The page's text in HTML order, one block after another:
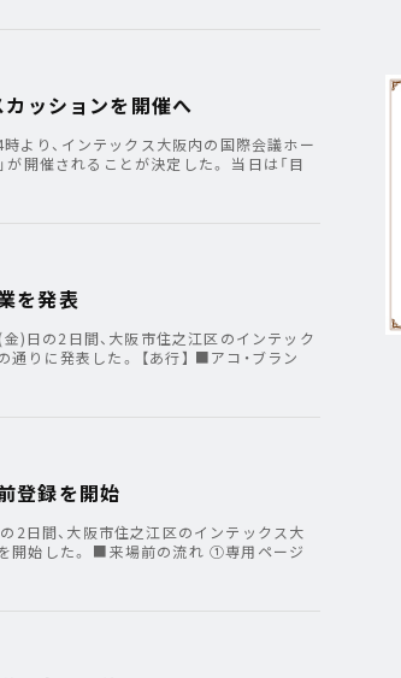
ッションを開催へ
より、インテックス大阪内の国際会議ホー
開催されることが決定した。 当日は「目
を発表
)日の2日間、大阪市住之江区のインテック
りに発表した。 【あ行】 ■アコ・ブラン
登録を開始
の2日間、大阪市住之江区のインテックス大
開始した。 ■来場前の流れ ①専用ページ